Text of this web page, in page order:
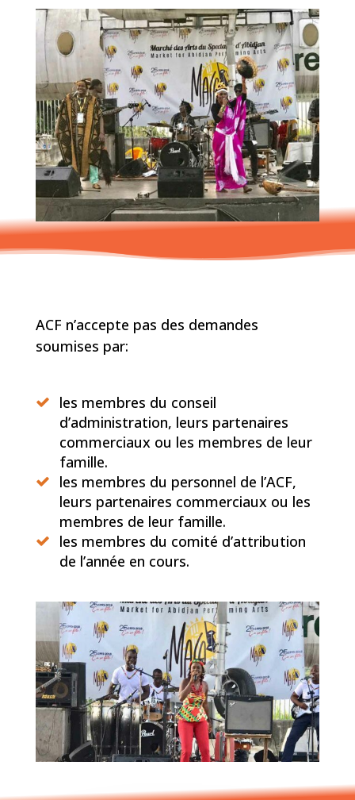
ACF n’accepte pas des demandes
soumises par:
les membres du conseil
d’administration, leurs partenaires
commerciaux ou les membres de leur
famille.
les membres du personnel de l’ACF,
leurs partenaires commerciaux ou les
membres de leur famille.
les membres du comité d’attribution
de l’année en cours.